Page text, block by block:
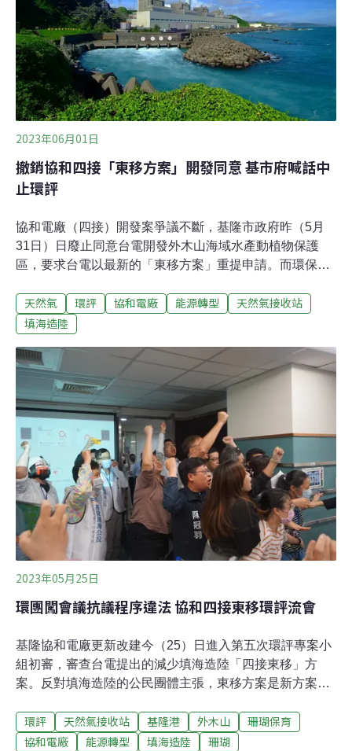
第四次初審時，提出最新方案（3.0版），避開珊瑚高覆蓋
區、填海造陸面積縮減至14.5公頃。
2023年06月01日
撤銷協和四接「東移方案」開發同意 基市府喊話中
止環評
協和電廠（四接）開發案爭議不斷，基隆市政府昨（5月
31日）日廢止同意台電開發外木山海域水產動植物保護
區，要求台電以最新的「東移方案」重提申請。而環保署
也臨時喊卡，延期再審。基隆市產發處長林鼎超今（1
日）表示，希望環評暫停審查，待程序完備後再審。基隆
廠，設置燃氣發電機組及第四座天然氣接收站（四接），
涉及填海造陸引發爭議。去年7月台電提出「東移方案」
（3.0版），進一步縮減填海面積、避開珊瑚高覆蓋區等，
盼能消弭紛爭。基隆市政府昨日廢止同意協和電廠開發外
木山海域水產動植物保護區，並表示東移方案的填海造地
範圍，與2020年受理的2.0版已完全不同，認定事實發生
變更，依據《行政程序法》廢止2020年同意函。基隆市府
認為，東移方案位在水產動植物繁殖保育區、一級海岸保
護區，不同港型對環境影響不同，呼籲台
天然氣 環評 協和電廠 能源轉型
天然氣接收站
填海造陸
2023年05月25日
環團闖會議抗議程序違法 協和四接東移環評流會
基隆協和電廠更新改建今（25）日進入第五次環評專案小
組初審，審查台電提出的減少填海造陸「四接東移」方
案。反對填海造陸的公民團體主張，東移方案是新方案，
違法、立即散會、退回重審」，一度與員警發生推擠。環
評主席簡連貴最後宣布散會、擇期再審。會後環保署表示
環評 天然氣接收站 基隆港 外木山
珊瑚保育
協和電廠
能源轉型 填海造陸 珊瑚